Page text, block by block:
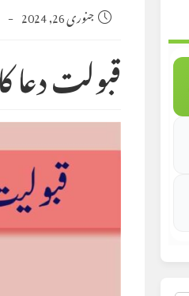
Post
published:
جنوری 26, 2024
قبولت دعا